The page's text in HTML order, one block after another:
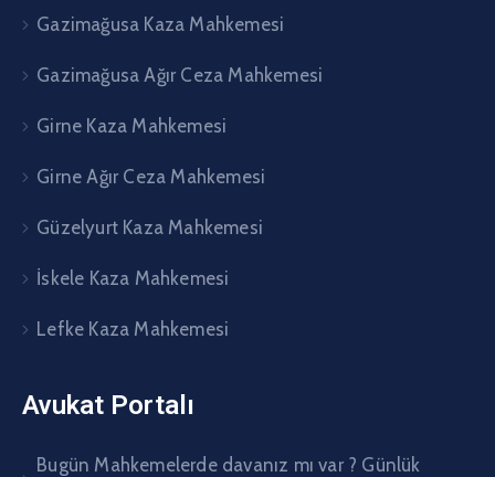
Gazimağusa Kaza Mahkemesi
Gazimağusa Ağır Ceza Mahkemesi
Girne Kaza Mahkemesi
Girne Ağır Ceza Mahkemesi
Güzelyurt Kaza Mahkemesi
İskele Kaza Mahkemesi
Lefke Kaza Mahkemesi
Avukat Portalı
Bugün Mahkemelerde davanız mı var ? Günlük